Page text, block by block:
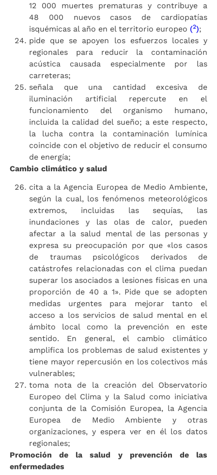
12 000 muertes prematuras y contribuye a
48 000 nuevos casos de cardiopatías
isquémicas al año en el territorio europeo (2);
pide que se apoyen los esfuerzos locales y
regionales para reducir la contaminación
acústica causada especialmente por las
carreteras;
señala que una cantidad excesiva de
iluminación artificial repercute en el
funcionamiento del organismo humano,
incluida la calidad del sueño; a este respecto,
la lucha contra la contaminación lumínica
coincide con el objetivo de reducir el consumo
de energía;
Cambio climático y salud
cita a la Agencia Europea de Medio Ambiente,
según la cual, los fenómenos meteorológicos
extremos, incluidas las sequías, las
inundaciones y las olas de calor, pueden
afectar a la salud mental de las personas y
expresa su preocupación por que «los casos
de traumas psicológicos derivados de
catástrofes relacionadas con el clima puedan
superar los asociados a lesiones físicas en una
proporción de 40 a 1». Pide que se adopten
medidas urgentes para mejorar tanto el
acceso a los servicios de salud mental en el
ámbito local como la prevención en este
sentido. En general, el cambio climático
amplifica los problemas de salud existentes y
tiene mayor repercusión en los colectivos más
vulnerables;
toma nota de la creación del Observatorio
Europeo del Clima y la Salud como iniciativa
conjunta de la Comisión Europea, la Agencia
Europea de Medio Ambiente y otras
organizaciones, y espera ver en él los datos
regionales;
Promoción de la salud y prevención de las
enfermedades